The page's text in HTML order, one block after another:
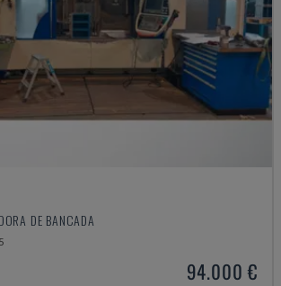
DE BANCADA
94.000 €